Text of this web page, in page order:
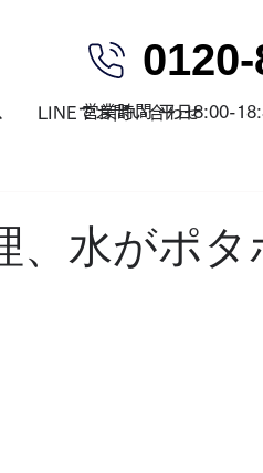
LINEでお問い合わせ
営業時間 平日8:00-
、水がポタ